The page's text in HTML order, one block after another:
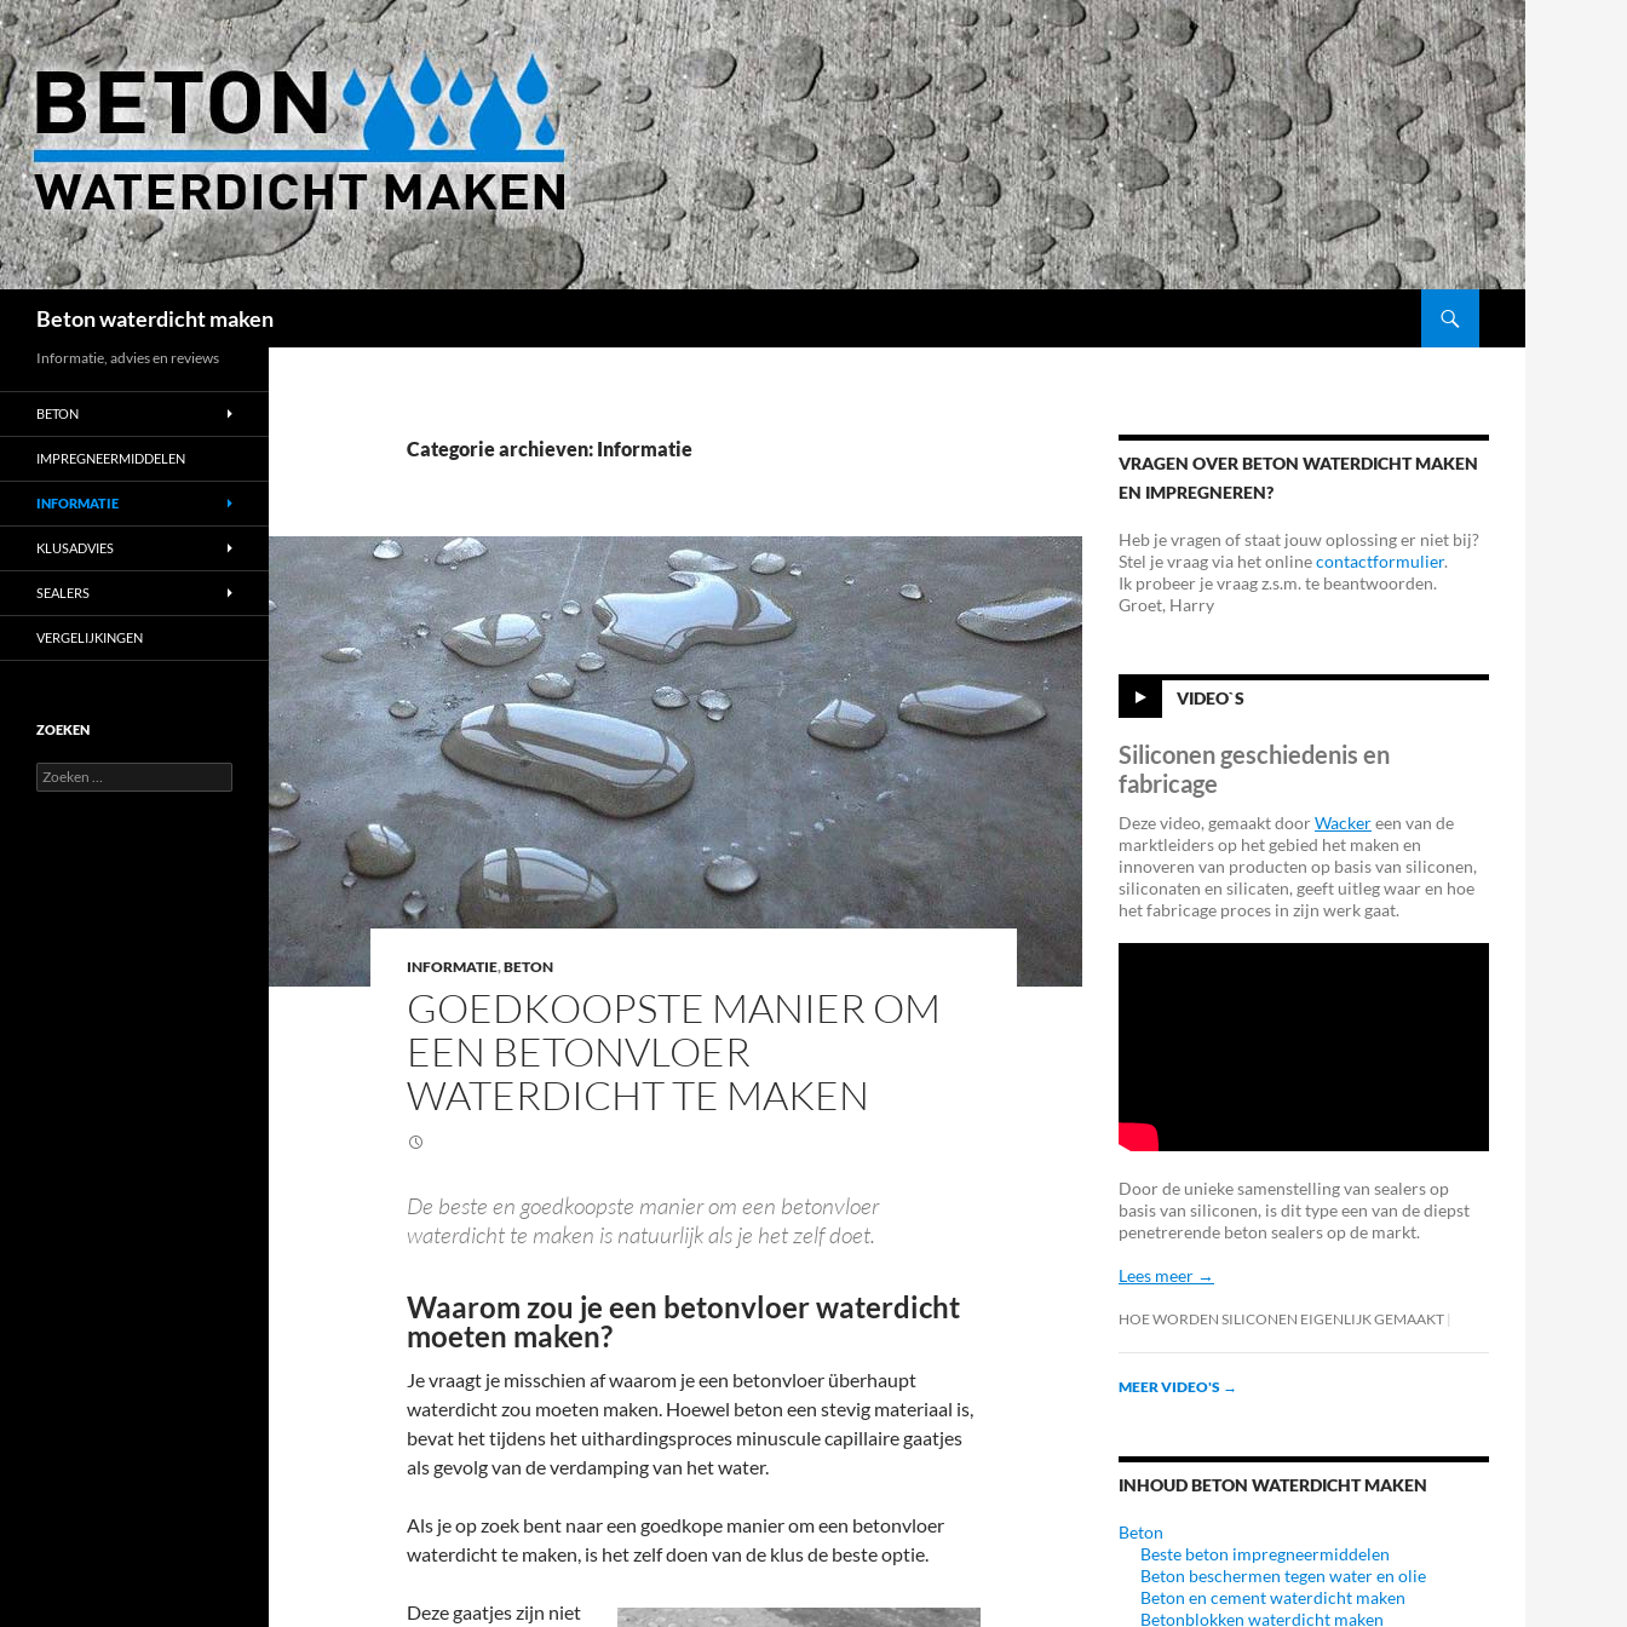
Beton waterdicht maken
Categorie archieven: Informatie
INFORMATIE,BETON
GOEDKOOPSTE MANIER OM
EEN BETONVLOER
WATERDICHT TE MAKEN
De beste en goedkoopste manier om een betonvloer
waterdicht te maken is natuurlijk als je het zelf doet.
Waarom zou je een betonvloer waterdicht
moeten maken?
Je vraagt je misschien af waarom je een betonvloer überhaupt
waterdicht zou moeten maken. Hoewel beton een stevig materiaal is,
bevat het tijdens het uithardingsproces minuscule capillaire gaatjes
als gevolg van de verdamping van het water.
Als je op zoek bent naar een goedkope manier om een betonvloer
waterdicht te maken, is het zelf doen van de klus de beste optie.
Deze gaatjes zijn niet
VRAGEN OVER BETON WATERDICHT MAKEN
EN IMPREGNEREN?
Heb je vragen of staat jouw oplossing er niet bij?
Stel je vraag via het onlinecontactformulier.
Ik probeer je vraag z.s.m. te beantwoorden.
Groet, Harry
VIDEO`S
Siliconen geschiedenis en
fabricage
Deze video, gemaakt doorWackereen van de
marktleiders op het gebied het maken en
innoveren van producten op basis van siliconen,
siliconaten en silicaten, geeft uitleg waar en hoe
het fabricage proces in zijn werk gaat.
Door de unieke samenstelling van sealers op
basis van siliconen, is dit type een van de diepst
penetrerende beton sealers op de markt.
Lees meer →
HOE WORDEN SILICONEN EIGENLIJK GEMAAKT
MEER VIDEO'S →
INHOUD BETON WATERDICHT MAKEN
Beton
Beste beton impregneermiddelen
Beton beschermen tegen water en olie
Beton en cement waterdicht maken
Betonblokken waterdicht maken
Informatie, advies en reviews
BETON
IMPREGNEERMIDDELEN
INFORMATIE
KLUSADVIES
SEALERS
VERGELIJKINGEN
ZOEKEN
Zoeken
naar: